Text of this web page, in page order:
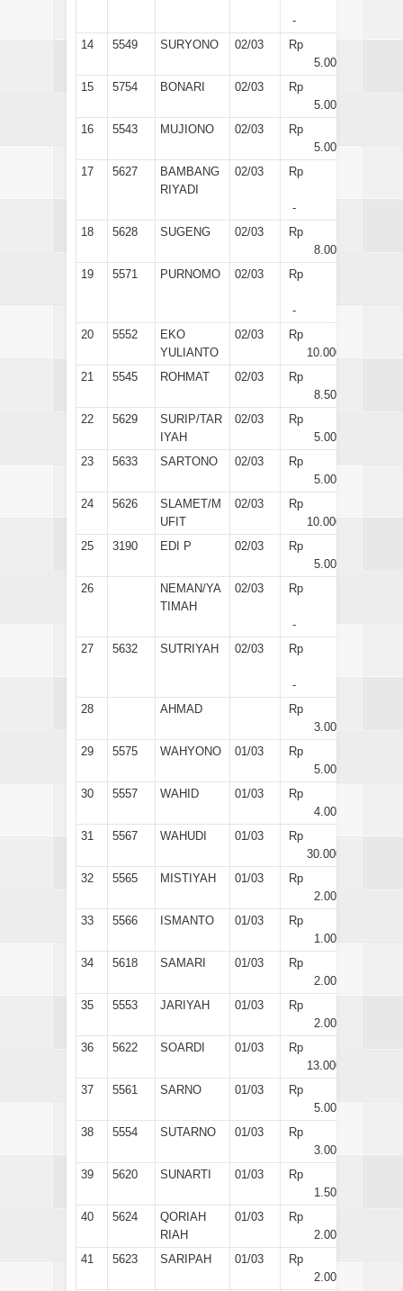
-
14
5549 SURYONO 02/03
Rp
5.000
15
5754 BONARI 02/03
Rp
5.000
16
5543 MUJIONO 02/03
Rp
5.000
17
5627
BAMBANG
RIYADI
02/03 Rp
-
18
5628 SUGENG 02/03
Rp
8.000
19
5571 PURNOMO 02/03 Rp
-
20
5552
EKO
YULIANTO
02/03
Rp
10.000
21
5545 ROHMAT 02/03
Rp
8.500
22
5629
SURIP/TAR
IYAH
02/03
Rp
5.000
23
5633 SARTONO 02/03
Rp
5.000
24
5626
SLAMET/M
UFIT
02/03
Rp
10.000
25
3190 EDI P 02/03
Rp
5.000
26
NEMAN/YA
TIMAH
02/03 Rp
-
27
5632 SUTRIYAH 02/03 Rp
-
28
AHMAD
Rp
3.000
29
5575 WAHYONO 01/03
Rp
5.000
30
5557 WAHID 01/03
Rp
4.000
31
5567 WAHUDI 01/03
Rp
30.000
32
5565 MISTIYAH 01/03
Rp
2.000
33
5566 ISMANTO 01/03
Rp
1.000
34
5618 SAMARI 01/03
Rp
2.000
35
5553 JARIYAH 01/03
Rp
2.000
36
5622 SOARDI 01/03
Rp
13.000
37
5561 SARNO 01/03
Rp
5.000
38
5554 SUTARNO 01/03
Rp
3.000
39
5620 SUNARTI 01/03
Rp
1.500
40
5624
QORIAH
RIAH
01/03
Rp
2.000
41
5623 SARIPAH 01/03
Rp
2.000